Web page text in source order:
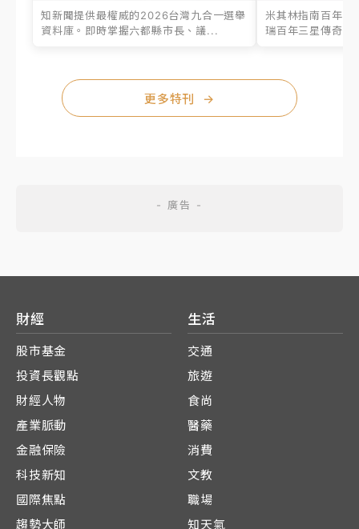
知新聞提供最權威的2026台灣九合一選舉
資料庫。即時掌握六都縣市長、議...
米其林指南百年之
瑞百年三星傳奇、
更多特刊 →
財經
股市基金
投資長觀點
財經人物
產業脈動
金融保險
科技新知
國際焦點
趨勢大師
生活
交通
旅遊
食尚
醫藥
消費
文教
職場
知天氣